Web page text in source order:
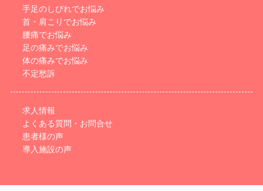
手足のしびれでお悩み
首・肩こりでお悩み
腰痛でお悩み
足の痛みでお悩み
体の痛みでお悩み
不定愁訴
求人情報
よくある質問・お問合せ
患者様の声
導入施設の声